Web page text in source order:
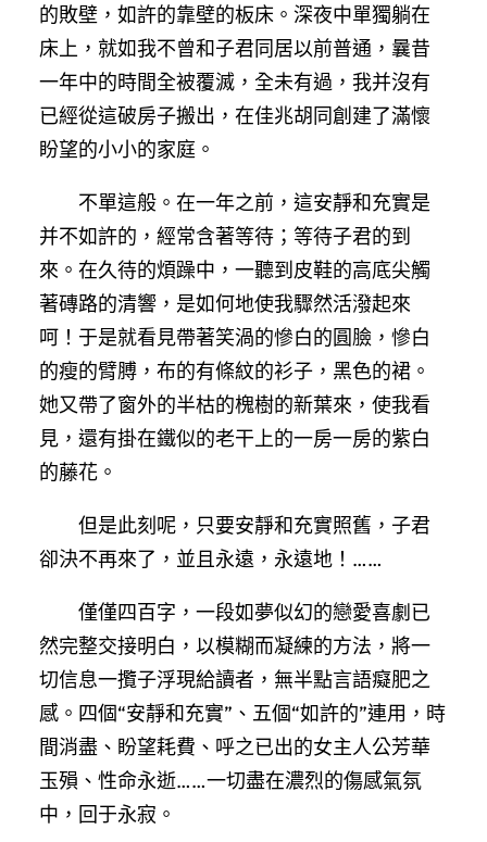
的敗壁，如許的靠壁的板床。深夜中單獨躺在
床上，就如我不曾和子君同居以前普通，曩昔
一年中的時間全被覆滅，全未有過，我并沒有
已經從這破房子搬出，在佳兆胡同創建了滿懷
盼望的小小的家庭。
不單這般。在一年之前，這安靜和充實是
并不如許的，經常含著等待；等待子君的到
來。在久待的煩躁中，一聽到皮鞋的高底尖觸
著磚路的清響，是如何地使我驟然活潑起來
呵！于是就看見帶著笑渦的慘白的圓臉，慘白
的瘦的臂膊，布的有條紋的衫子，黑色的裙。
她又帶了窗外的半枯的槐樹的新葉來，使我看
見，還有掛在鐵似的老干上的一房一房的紫白
的藤花。
但是此刻呢，只要安靜和充實照舊，子君
卻決不再來了，並且永遠，永遠地！……
僅僅四百字，一段如夢似幻的戀愛喜劇已
然完整交接明白，以模糊而凝練的方法，將一
切信息一攬子浮現給讀者，無半點言語癡肥之
感。四個“安靜和充實”、五個“如許的”連用，時
間消盡、盼望耗費、呼之已出的女主人公芳華
玉殞、性命永逝……一切盡在濃烈的傷感氣氛
中，回于永寂。